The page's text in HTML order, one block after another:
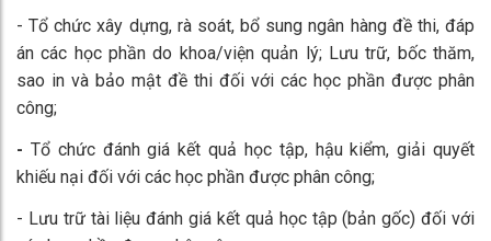
- Tổ chức xây dựng, rà soát, bổ sung ngân hàng đề thi, đáp
án các học phần do khoa/viện quản lý; Lưu trữ, bốc thăm,
sao in và bảo mật đề thi đối với các học phần được phân
công;
- Tổ chức đánh giá kết quả học tập, hậu kiểm, giải quyết
khiếu nại đối với các học phần được phân công;
- Lưu trữ tài liệu đánh giá kết quả học tập (bản gốc) đối với